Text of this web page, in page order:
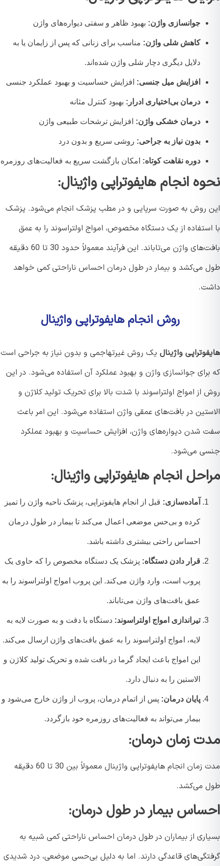
جوانسازی واژن: بهبود ظاهر و سفتی دیواره‌های واژن
کاهش شلی واژن: مناسب برای زنانی که پس از زایمان یا به
دلایل دیگری دچار شلی واژن شده‌اند.
افزایش میل جنسی:افزایش حساسیت و بهبود عملکرد جنسی
درمان بی‌اختیاری ادرار: بهبود کنترل مثانه
درمان خشکی واژن: افزایش ترشحات طبیعی واژن
بدون نیاز به جراحی:روشی سریع و بدون درد
دوره نقاهت کوتاه:امکان بازگشت سریع به فعالیت‌های روزمره
انجام هایفوتراپی واژینال:
روش به صورت سرپایی و در مطب پزشک انجام می‌شود. پزشک
از یک دستگاه مخصوص، امواج اولتراسوند را به عمق
بافت‌های واژن می‌تاباند. این فرآیند معمولاً حدود 30 تا 60 دقیقه
می‌کشد و بیمار در طول درمان احساس ناراحتی کمی خواهد
روش انجام هایفوتراپی واژینال
واژینالیک روش غیرتهاجمی و بدون نیاز به جراحی است
جوانسازی واژن و بهبود عملکرد آن استفاده می‌شود. در این
از امواج اولتراسوند با شدت بالا برای تحریک تولید کلاژن و
در بافت‌های عمقی واژن استفاده می‌شود. این امر باعث
شدن دیواره‌های واژن، افزایش حساسیت و بهبود عملکرد
می‌شود.
انجام هایفوتراپی واژینال:
آماده‌سازی: قبل از انجام هایفوتراپی، پزشک ناحیه واژن را تمیز
کرده و بی‌حس موضعی اعمال می‌کند تا بیمار در طول درمان
احساس راحتی بیشتری داشته باشد.
قرار دادن دستگاه:پزشک یک دستگاه مخصوص را که حاوی یک
پروب است، وارد واژن می‌کند. این پروب امواج اولتراسوند را به
عمق بافت‌های واژن می‌تاباند.
تیراندازی امواج اولتراسوند:دستگاه با دقت و به صورت لایه به
لایه، امواج اولتراسوند را به عمق بافت‌های واژن ارسال می‌کند.
این امواج باعث ایجاد گرما در بافت شده و تحریک تولید کلاژن و
الاستین را به دنبال دارد.
پایان درمان:پس از اتمام درمان، پروب از واژن خارج می‌شود و
بیمار می‌تواند به فعالیت‌های روزمره خود بازگردد.
زمان درمان:
مدت زمان انجام هایفوتراپی واژینال معمولاً بین 30 تا 60 دقیقه
می‌کشد.
بیمار در طول درمان:
از بیماران در طول درمان احساس ناراحتی کمی شبیه به
قاعدگی دارند. اما به دلیل بی‌حسی موضعی، درد شدیدی